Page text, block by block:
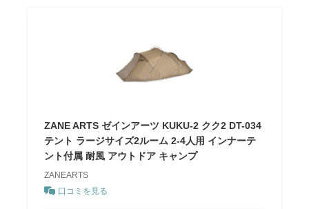
ZANE ARTS ゼインアーツ KUKU-2 クク2 DT-034
テント ラージサイズ2ルーム 2-4人用 インナーテ
ント付属 耐風 アウトドア キャンプ
ZANEARTS
口コミを見る